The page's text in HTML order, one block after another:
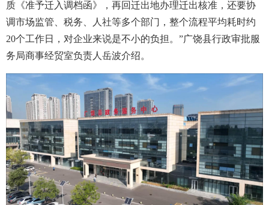
质《准予迁入调档函》，再回迁出地办理迁出核准，还要协
调市场监管、税务、人社等多个部门，整个流程平均耗时约
20个工作日，对企业来说是不小的负担。”广饶县行政审批服
务局商事经贸室负责人岳波介绍。